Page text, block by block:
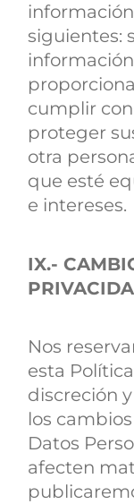
siguientes:
cumplir
proteger
otra
que esté
e intereses.
IX.-
Nos
esta
discreción
los
Datos
afecten